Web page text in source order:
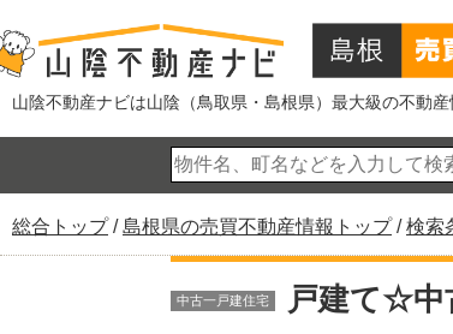
山陰不動産ナビは山陰（鳥取県・島根県）最大級の不動産
現
在
総合トップ/島根県の売買不動産情報トップ/検索
中古一戸建住宅 戸建て☆中